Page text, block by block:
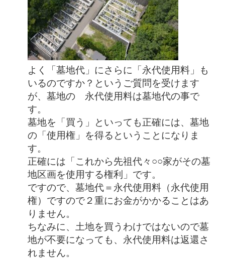
よく「墓地代」にさらに「永代使用料」も
いるのですか？というご質問を受けます
が、墓地の 永代使用料は墓地代の事で
す。
墓地を「買う」といっても正確には、墓地
の「使用権」を得るということになりま
す。
正確には「これから先祖代々○○家がその墓
地区画を使用する権利」です。
ですので、墓地代＝永代使用料（永代使用
権）ですので２重にお金がかかることはあ
りません。
ちなみに、土地を買うわけではないので墓
地が不要になっても、永代使用料は返還さ
れません。